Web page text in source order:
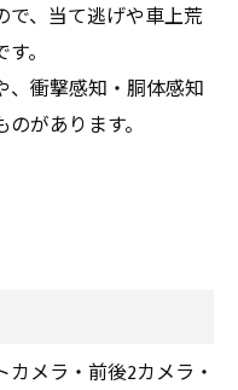
、当て逃げや車上荒
。
、衝撃感知・胴体感知
があります。
メラ・前後2カメラ・